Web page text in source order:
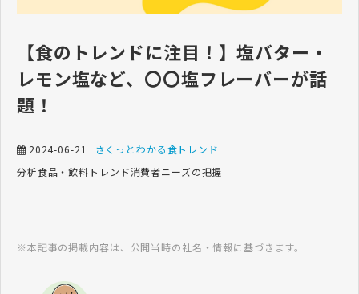
【食のトレンドに注目！】塩バター・
レモン塩など、〇〇塩フレーバーが話
題！
2024-06-21
さくっとわかる食トレンド
分析食品・飲料 トレンド消費者ニーズの把握
※本記事の掲載内容は、公開当時の社名・情報に基づきます。